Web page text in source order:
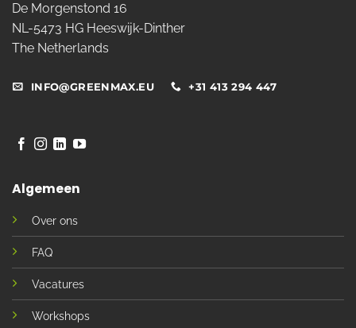
De Morgenstond 16
NL-5473 HG Heeswijk-Dinther
The Netherlands
INFO@GREENMAX.EU +31 413 294 447
Algemeen
Over ons
FAQ
Vacatures
Workshops